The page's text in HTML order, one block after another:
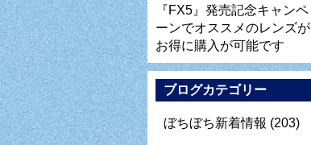
『FX5』発売記念キャンペ
ーンでオススメのレンズが
お得に購入が可能です
ブログカテゴリー
ぼちぼち新着情報 (203)